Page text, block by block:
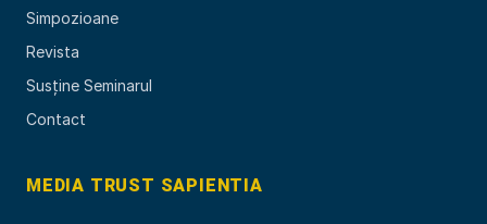
Simpozioane
Revista
Susține Seminarul
Contact
MEDIA TRUST SAPIENTIA